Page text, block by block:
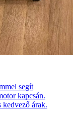
segít
kapcsán.
kedvező árak.